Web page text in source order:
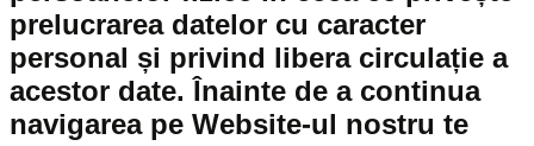
prelucrarea datelor cu caracter
personal și privind libera circulație a
acestor date. Înainte de a continua
navigarea pe Website-ul nostru te